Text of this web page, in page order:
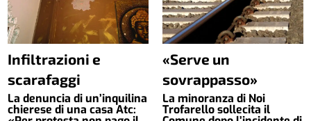
Infiltrazioni e
scarafaggi
La denuncia di un’inquilina
chierese di una casa Atc:
«Serve un
sovrappasso»
La minoranza di Noi
Trofarello sollecita il